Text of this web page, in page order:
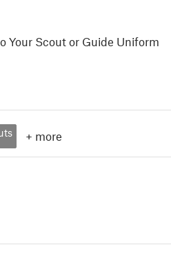
Your Scout or Guide Uniform
+ more